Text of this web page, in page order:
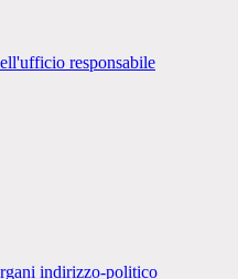
responsabile
indirizzo-politico